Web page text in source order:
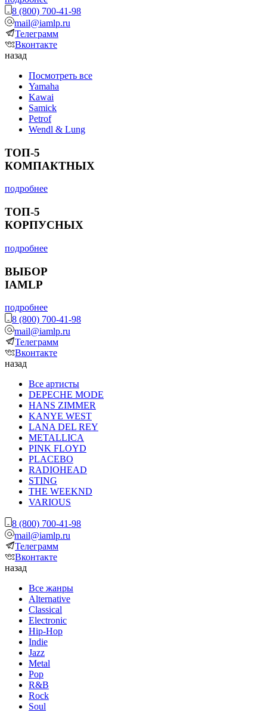
8 (800) 700-41-98
mail@iamlp.ru
Телеграмм
Вконтакте
назад
Посмотреть все
Yamaha
Kawai
Samick
Petrof
Wendl & Lung
ТОП-5
КОМПАКТНЫХ
подробнее
ТОП-5
КОРПУСНЫХ
подробнее
ВЫБОР
IAMLP
подробнее
8 (800) 700-41-98
mail@iamlp.ru
Телеграмм
Вконтакте
назад
Все артисты
DEPECHE MODE
HANS ZIMMER
KANYE WEST
LANA DEL REY
METALLICA
PINK FLOYD
PLACEBO
RADIOHEAD
STING
THE WEEKND
VARIOUS
8 (800) 700-41-98
mail@iamlp.ru
Телеграмм
Вконтакте
назад
Все жанры
Alternative
Classical
Electronic
Hip-Hop
Indie
Jazz
Metal
Pop
R&B
Rock
Soul